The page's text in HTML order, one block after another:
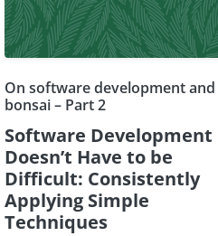
On software development and
bonsai – Part 2
Software Development
Doesn’t Have to be
Difficult: Consistently
Applying Simple
Techniques